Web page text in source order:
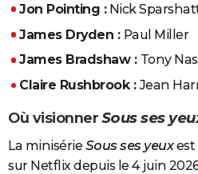
Jon Pointing :Nick
James Dryden : Paul Miller
James Bradshaw : Tony
Claire Rushbrook :Jean
Où visionnerSous ses
La minisérie Sous ses yeuxest
sur Netflix depuis le 4 juin